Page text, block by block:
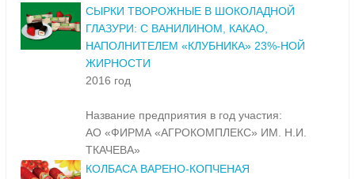
СЫРКИ ТВОРОЖНЫЕ В ШОКОЛАДНОЙ
ГЛАЗУРИ: С ВАНИЛИНОМ, КАКАО,
НАПОЛНИТЕЛЕМ «КЛУБНИКА» 23%-НОЙ
ЖИРНОСТИ
2016 год
Название предприятия в год участия:
АО «ФИРМА «АГРОКОМПЛЕКС» ИМ. Н.И.
ТКАЧЕВА»
КОЛБАСА ВАРЕНО-КОПЧЕНАЯ